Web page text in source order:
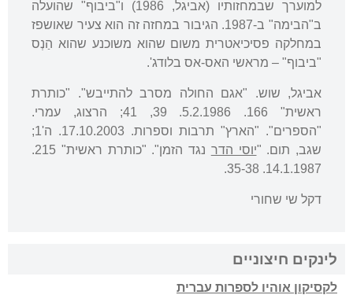
למוערך שבמחזותיו (אביגל, 1986) ו"ביבוף" שהועלה
ב"הבימה" ב-1987. הגיבור במחזה זה הוא צעיר שאושפז
במחלקה פסיכיאטרית משום שהוא משוכנע שהוא הַנְס
"ביבוף" – מראשי האס-אס בלודג'.
אביגל, שוש. "אגם החולה מסרב להתייבש". "כותרת
ראשית" 166. 5.2.1986. 39, 41; הרצוג, עמרי.
"הספרים". "הארץ" תרבות וספרות. 17.10.2003. ה'1;
שגב, תום. "יוסי הדר
נגד הזמן". "כותרת ראשית" 215.
14.1.1987. 35-38.
דקל שי שחורי
לינקים חיצוניים
לקסיקון אוהיו לספרות עברית